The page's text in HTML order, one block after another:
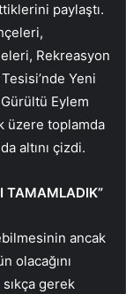
paylaştı.
Rekreasyon
Yeni
Eylem
üzere toplamda
altını çizdi.
TAMAMLADIK”
ancak
olacağını
sıkça gerek